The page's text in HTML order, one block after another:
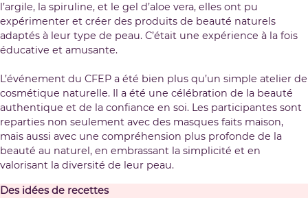
l’argile, la spiruline, et le gel d’aloe vera, elles ont pu
expérimenter et créer des produits de beauté naturels
adaptés à leur type de peau. C’était une expérience à la fois
éducative et amusante.
L’événement du CFEP a été bien plus qu’un simple atelier de
cosmétique naturelle. Il a été une célébration de la beauté
authentique et de la confiance en soi. Les participantes sont
reparties non seulement avec des masques faits maison,
mais aussi avec une compréhension plus profonde de la
beauté au naturel, en embrassant la simplicité et en
valorisant la diversité de leur peau.
Des idées de recettes